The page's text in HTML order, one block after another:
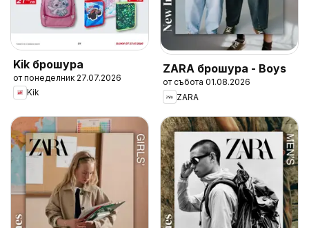
Kik брошура
от понеделник 27.07.2026
Kik
ZARA брошура - Boys
от събота 01.08.2026
ZARA